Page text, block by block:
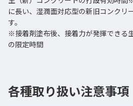
に長い、湿潤面対応型の新旧コンクリ
す。
※接着剤塗布後、接着力が発揮できる
の限定時間
各種取り扱い注意事項